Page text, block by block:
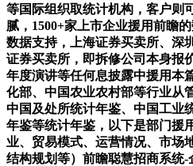
等国际组织取统计机构，客户则
腻，1500+家上市企业援用前瞻
数据支持，上海证券买卖所、深
证券买卖所，即拆修公司本身报
年度演讲等任何息披露中援用本
化部、中国农业农村部等行业从
中国及处所统计年鉴、中国工业
年鉴等统计年鉴，以下是部门援
业、贸易模式、运营情况、市场
结构规划等）前瞻聪慧招商系统